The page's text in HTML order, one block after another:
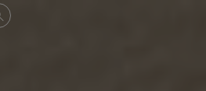
du chocolat